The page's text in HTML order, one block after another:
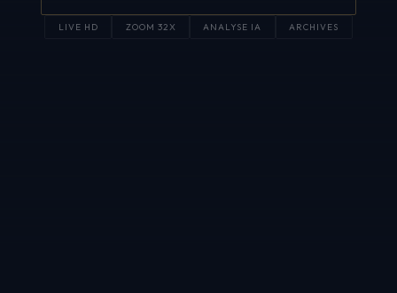
LIVE HD ZOOM 32X ANALYSE IA ARCHIVES